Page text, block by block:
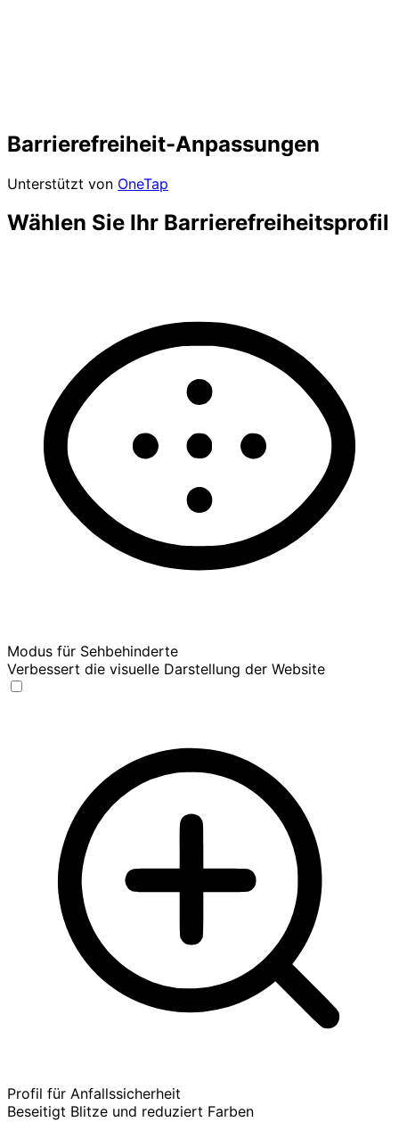
Barrierefreiheit-Anpassungen
Unterstützt von OneTap
Wählen Sie Ihr Barrierefreiheitsprofil
Modus für Sehbehinderte
Verbessert die visuelle Darstellung der Website
Profil für Anfallssicherheit
Beseitigt Blitze und reduziert Farben